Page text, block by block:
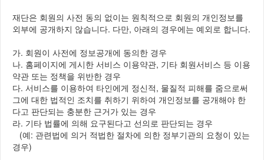
재단은 회원의 사전 동의 없이는 원칙적으로 회원의 개인정보를
외부에 공개하지 않습니다. 다만, 아래의 경우에는 예외로 합니다.
가. 회원이 사전에 정보공개에 동의한 경우
나. 홈페이지에 게시한 서비스 이용약관, 기타 회원서비스 등 이용
약관 또는 정책을 위반한 경우
다. 서비스를 이용하여 타인에게 정신적, 물질적 피해를 줌으로써
그에 대한 법적인 조치를 취하기 위하여 개인정보를 공개해야 한
다고 판단되는 충분한 근거가 있는 경우
라. 기타 법률에 의해 요구된다고 선의로 판단되는 경우
(예: 관련법에 의거 적법한 절차에 의한 정부기관의 요청이 있는
경우)